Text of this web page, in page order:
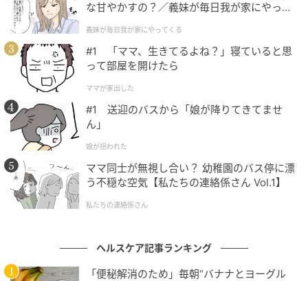
①メディカルリンパレギンス
な甘やかすの？／義妹が毎日我が家にやって
が】
義妹が毎日我が家にやってくる
#1 「ママ、生きてるよね？」寝ていると思
って部屋を開けたら
ママが家出した
#1 送迎のバスから「娘が降りてきてませ
ん」
娘が拐われた
ママ同士が無視し合い？ 幼稚園のバス停に漂
う不穏な空気【私たちの連絡係さん Vol.1】
私たちの連絡係さん
ヘルスケア記事ランキング
「便秘解消のため」毎朝“バナナとヨーグル